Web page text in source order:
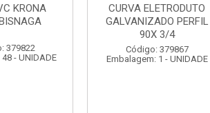
PERFIL
379867
1 - UNIDADE
SOQUETE COM
FOTOCELULA EXATRON
COM SENSOR
SPT0E27XC
Código: 379788